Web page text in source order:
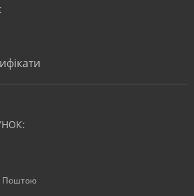
Поштою